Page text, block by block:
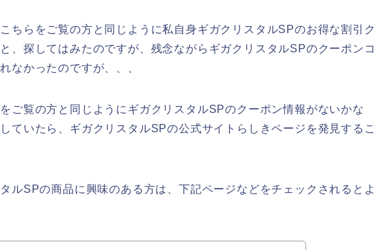
ちらをご覧の方と同じように私自身ギガクリスタルSPのお得な割引ク
、探してはみたのですが、残念ながらギガクリスタルSPのクーポンコ
なかったのですが、、、
ご覧の方と同じようにギガクリスタルSPのクーポン情報がないかな
ていたら、ギガクリスタルSPの公式サイトらしきページを発見するこ
ルSPの商品に興味のある方は、下記ページなどをチェックされるとよ